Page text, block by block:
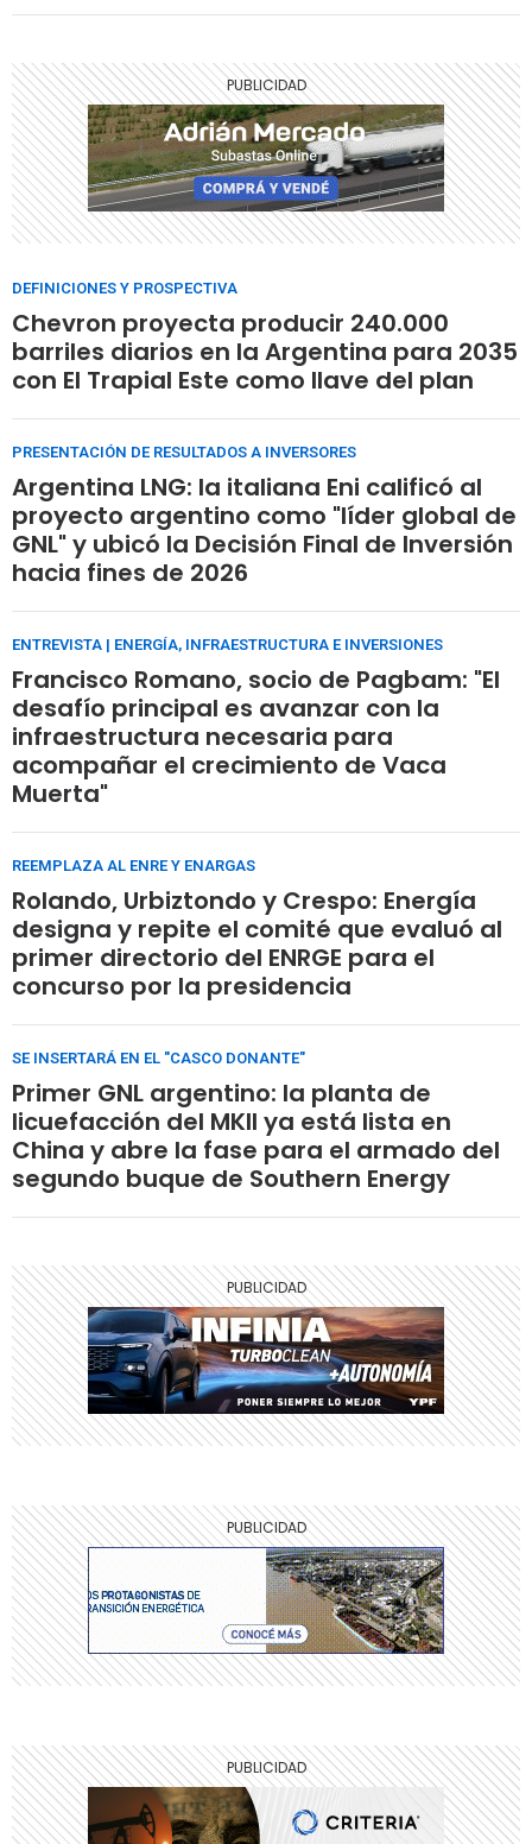
DEFINICIONES Y PROSPECTIVA
Chevron proyecta producir 240.000
barriles diarios en la Argentina para 2035
con El Trapial Este como llave del plan
PRESENTACIÓN DE RESULTADOS A INVERSORES
Argentina LNG: la italiana Eni calificó al
proyecto argentino como "líder global de
GNL" y ubicó la Decisión Final de Inversión
hacia fines de 2026
ENTREVISTA | ENERGÍA, INFRAESTRUCTURA E INVERSIONES
Francisco Romano, socio de Pagbam: "El
desafío principal es avanzar con la
infraestructura necesaria para
acompañar el crecimiento de Vaca
Muerta"
REEMPLAZA AL ENRE Y ENARGAS
Rolando, Urbiztondo y Crespo: Energía
designa y repite el comité que evaluó al
primer directorio del ENRGE para el
concurso por la presidencia
SE INSERTARÁ EN EL "CASCO DONANTE"
Primer GNL argentino: la planta de
licuefacción del MKII ya está lista en
China y abre la fase para el armado del
segundo buque de Southern Energy